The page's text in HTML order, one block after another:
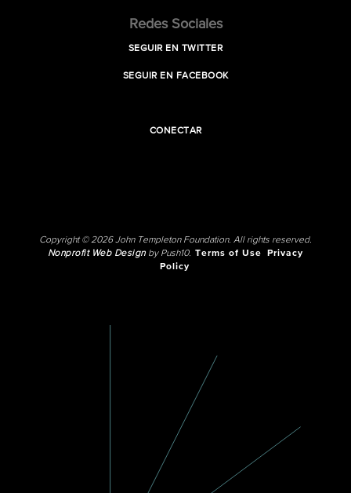
Redes Sociales
SEGUIR EN TWITTER
SEGUIR EN FACEBOOK
CONECTAR
Copyright © 2026 John Templeton Foundation. All rights reserved.
Nonprofit Web Designby Push10. Terms of Use
Privacy
Policy